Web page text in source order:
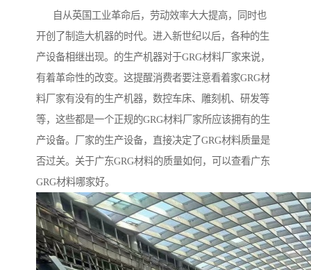
自从英国工业革命后，劳动效率大大提高，同时也
开创了制造大机器的时代。进入新世纪以后，各种的生
产设备相继出现。的生产机器对于GRG材料厂家来说，
有着革命性的改变。这提醒消费者要注意看着家GRG材
料厂家有没有的生产机器，数控车床、雕刻机、研发等
等，这些都是一个正规的GRG材料厂家所应该拥有的生
产设备。厂家的生产设备，直接决定了GRG材料质量是
否过关。关于广东GRG材料的质量如何，可以查看广东
GRG材料哪家好。